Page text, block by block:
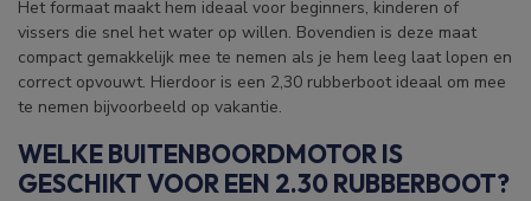
Het formaat maakt hem ideaal voor beginners, kinderen of
vissers die snel het water op willen. Bovendien is deze maat
compact gemakkelijk mee te nemen als je hem leeg laat lopen en
correct opvouwt. Hierdoor is een 2,30 rubberboot ideaal om mee
te nemen bijvoorbeeld op vakantie.
WELKE BUITENBOORDMOTOR IS
GESCHIKT VOOR EEN 2.30 RUBBERBOOT?